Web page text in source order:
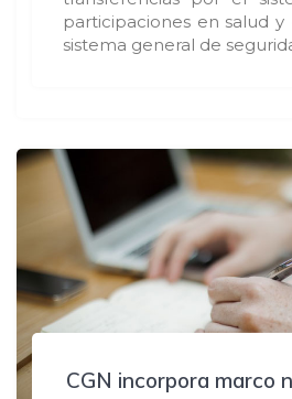
participaciones en salud
sistema general de
CGN incorpora marco